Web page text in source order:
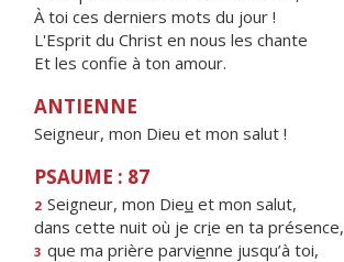
À toi ces derniers mots du jour !
L'Esprit du Christ en nous les chante
Et les confie à ton amour.
ANTIENNE
Seigneur, mon Dieu et mon salut !
PSAUME : 87
2 Seigneur, mon Dieu et mon salut,
dans cette nuit où je crie en ta présence,
3 que ma prière parvienne jusqu’à toi,